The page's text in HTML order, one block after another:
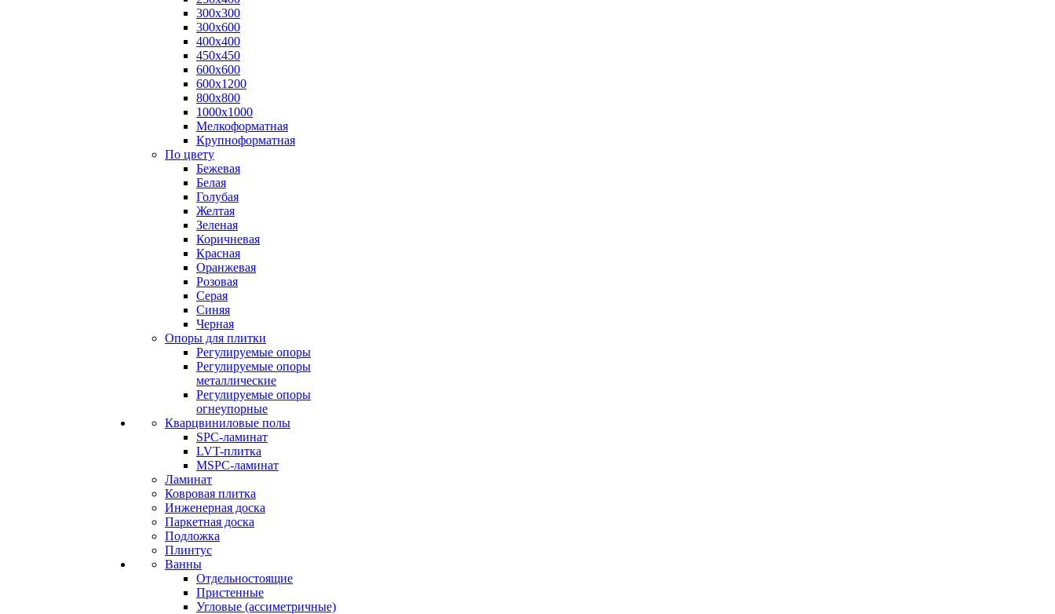
300х300
300х600
400х400
450х450
600х600
600х1200
800х800
1000х1000
Мелкоформатная
Крупноформатная
По цвету
Бежевая
Белая
Голубая
Желтая
Зеленая
Коричневая
Красная
Оранжевая
Розовая
Серая
Синяя
Черная
Опоры для плитки
Регулируемые опоры
Регулируемые опоры
металлические
Регулируемые опоры
огнеупорные
Кварцвиниловые полы
SPC-ламинат
LVT-плитка
MSPC-ламинат
Ламинат
Ковровая плитка
Инженерная доска
Паркетная доска
Подложка
Плинтус
Ванны
Отдельностоящие
Пристенные
Угловые (ассиметричные)